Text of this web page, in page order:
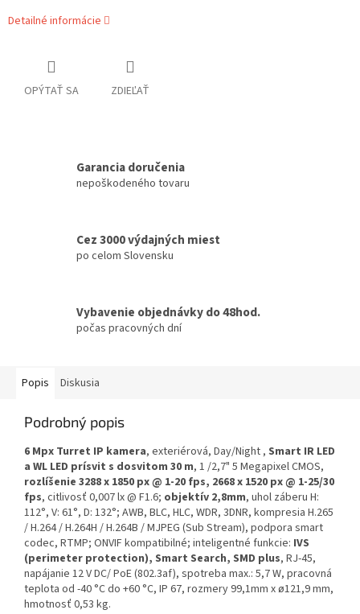
Detailné informácie
OPÝTAŤ SA ZDIEĽAŤ
Garancia doručenia
nepoškodeného tovaru
Cez 3000 výdajných miest
po celom Slovensku
Vybavenie objednávky do 48hod.
počas pracovných dní
Popis Diskusia
Podrobný popis
6 Mpx Turret IP kamera, exteriérová, Day/Night , Smart IR LED
a WL LED prísvit s dosvitom 30 m, 1 /2,7" 5 Megapixel CMOS,
rozlíšenie 3288 x 1850 px @ 1-20 fps, 2668 x 1520 px @ 1-25/30
fps, citlivosť 0,007 lx @ F1.6; objektív 2,8mm, uhol záberu H:
112°, V: 61°, D: 132°; AWB, BLC, HLC, WDR, 3DNR, kompresia H.265
/ H.264 / H.264H / H.264B / MJPEG (Sub Stream), podpora smart
codec, RTMP; ONVIF kompatibilné; inteligentné funkcie: IVS
(perimeter protection), Smart Search, SMD plus, RJ-45,
napájanie 12 V DC/ PoE (802.3af), spotreba max.: 5,7 W, pracovná
teplota od -40 °C do +60 °C, IP 67, rozmery 99,1mm x ø121,9 mm,
hmotnosť 0,53 kg.